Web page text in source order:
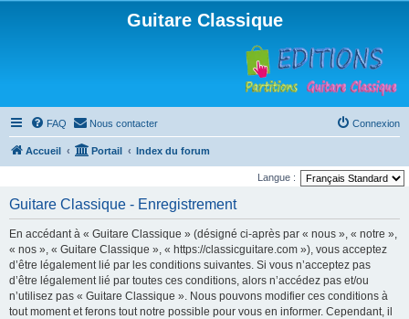
Guitare Classique
FAQ Nous contacter Connexion
Accueil Portail Index du forum
Langue :
Guitare Classique - Enregistrement
En accédant à « Guitare Classique » (désigné ci-après par « nous », « notre »,
« nos », « Guitare Classique », « https://classicguitare.com »), vous acceptez
d’être légalement lié par les conditions suivantes. Si vous n’acceptez pas
d’être légalement lié par toutes ces conditions, alors n’accédez pas et/ou
n’utilisez pas « Guitare Classique ». Nous pouvons modifier ces conditions à
tout moment et ferons tout notre possible pour vous en informer. Cependant, il